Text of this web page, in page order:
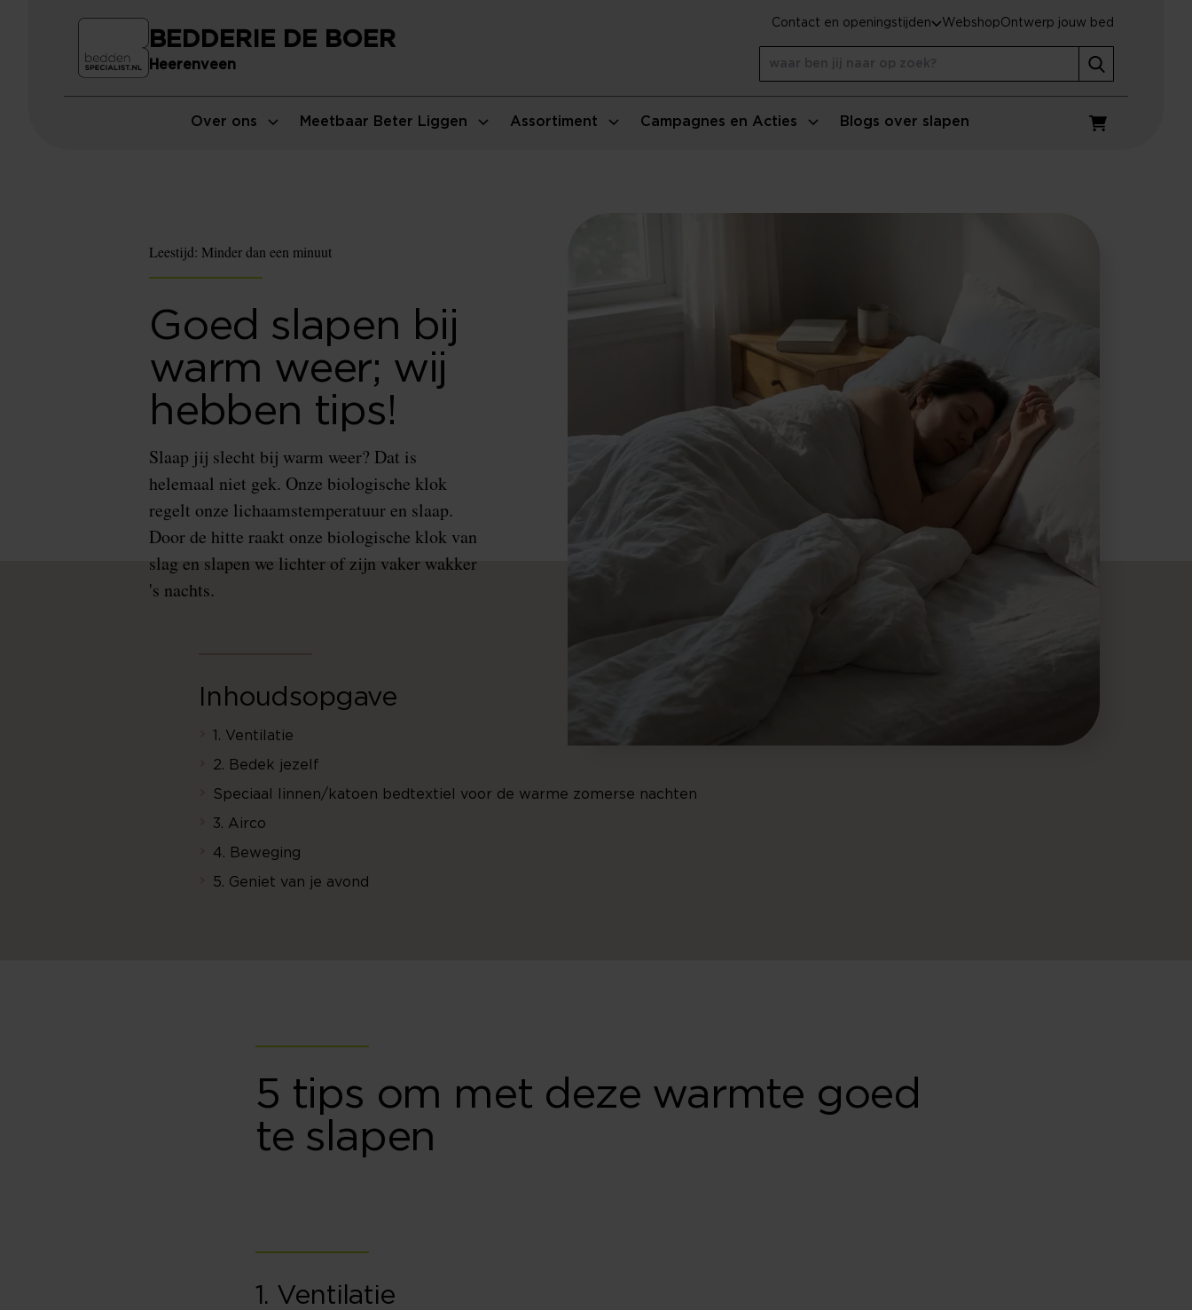
Over ons Meetbaar Beter Liggen Assortiment Campagnes en Acties Blogs over slapen
Winkelwagen
BEDDERIE DE BOER
Heerenveen
Contact en openingstijden WebshopOntwerp jouw bed
Leestijd: Minder dan een minuut
Goed slapen bij
warm weer; wij
hebben tips!
Slaap jij slecht bij warm weer? Dat is
helemaal niet gek. Onze biologische klok
regelt onze lichaamstemperatuur en slaap.
Door de hitte raakt onze biologische klok van
slag en slapen we lichter of zijn vaker wakker
's nachts.
Inhoudsopgave
1. Ventilatie
2. Bedek jezelf
Speciaal linnen/katoen bedtextiel voor de warme zomerse nachten
3. Airco
4. Beweging
5. Geniet van je avond
5 tips om met deze warmte goed
te slapen
1. Ventilatie